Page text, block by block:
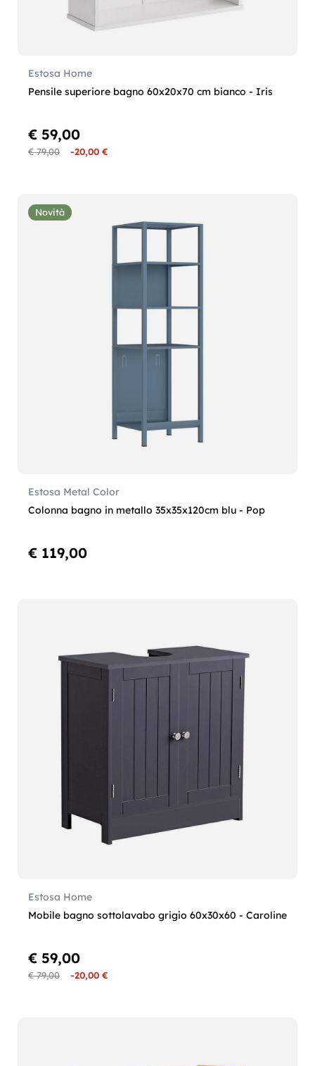
Estosa Home
Pensile superiore bagno 60x20x70 cm bianco - Iris
€ 79,00 -20,00 €
€ 59,00
Novità
Estosa Metal Color
Colonna bagno in metallo 35x35x120cm blu - Pop
€ 119,00
Estosa Home
Mobile bagno sottolavabo grigio 60x30x60 - Caroline
€ 79,00 -20,00 €
€ 59,00